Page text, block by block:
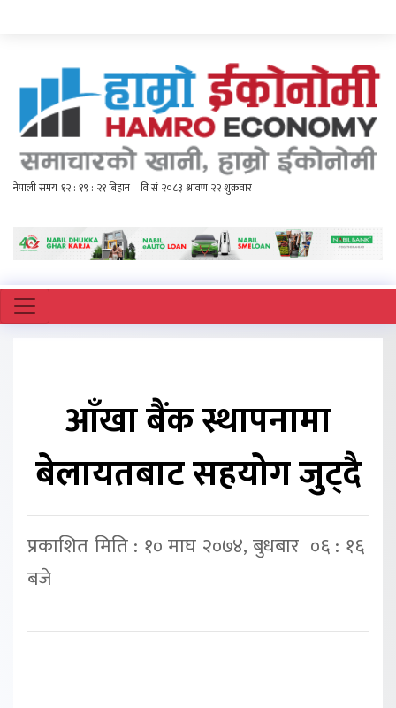
आँखा बैंक स्थापनामा
बेलायतबाट सहयोग जुट्दै
प्रकाशित मिति : १० माघ २०७४, बुधबार ०६ : १६
बजे